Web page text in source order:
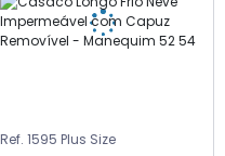
Ref. 1595 Plus Size